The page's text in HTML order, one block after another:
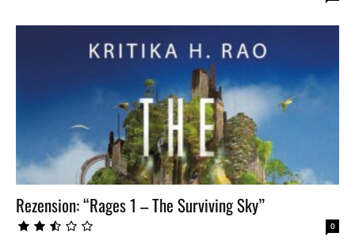
Rezension: “Rages 1 – The Surviving Sky”
0